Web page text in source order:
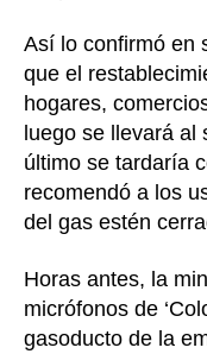
Así lo confirmó en
que el
hogares,
luego se llevará
último se tardaría
recomendó a los
del gas estén
Horas antes, la
micrófonos de
gasoducto de la